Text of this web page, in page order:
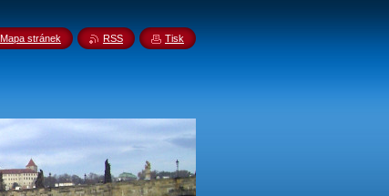
Mapa stránek RSS Tisk